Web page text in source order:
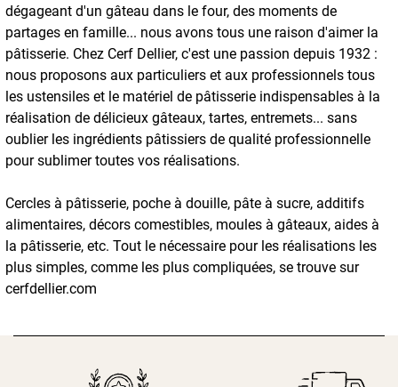
dégageant d'un gâteau dans le four, des moments de
partages en famille... nous avons tous une raison d'aimer la
pâtisserie. Chez Cerf Dellier, c'est une passion depuis 1932 :
nous proposons aux particuliers et aux professionnels tous
les ustensiles et le matériel de pâtisserie indispensables à la
réalisation de délicieux gâteaux, tartes, entremets... sans
oublier les ingrédients pâtissiers de qualité professionnelle
pour sublimer toutes vos réalisations.
Cercles à pâtisserie, poche à douille, pâte à sucre, additifs
alimentaires, décors comestibles, moules à gâteaux, aides à
la pâtisserie, etc. Tout le nécessaire pour les réalisations les
plus simples, comme les plus compliquées, se trouve sur
cerfdellier.com